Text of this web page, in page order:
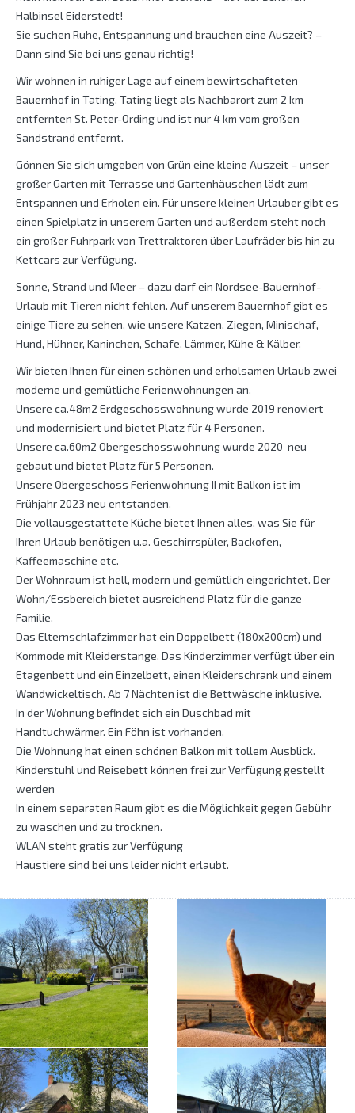
Halbinsel Eiderstedt!
Sie suchen Ruhe, Entspannung und brauchen eine Auszeit? –
Dann sind Sie bei uns genau richtig!
Wir wohnen in ruhiger Lage auf einem bewirtschafteten
Bauernhof in Tating. Tating liegt als Nachbarort zum 2 km
entfernten St. Peter-Ording und ist nur 4 km vom großen
Sandstrand entfernt.
Gönnen Sie sich umgeben von Grün eine kleine Auszeit – unser
großer Garten mit Terrasse und Gartenhäuschen lädt zum
Entspannen und Erholen ein. Für unsere kleinen Urlauber gibt es
einen Spielplatz in unserem Garten und außerdem steht noch
ein großer Fuhrpark von Trettraktoren über Laufräder bis hin zu
Kettcars zur Verfügung.
Sonne, Strand und Meer – dazu darf ein Nordsee-Bauernhof-
Urlaub mit Tieren nicht fehlen. Auf unserem Bauernhof gibt es
einige Tiere zu sehen, wie unsere Katzen, Ziegen, Minischaf,
Hund, Hühner, Kaninchen, Schafe, Lämmer, Kühe & Kälber.
Wir bieten Ihnen für einen schönen und erholsamen Urlaub zwei
moderne und gemütliche Ferienwohnungen an.
Unsere ca.48m2 Erdgeschosswohnung wurde 2019 renoviert
und modernisiert und bietet Platz für 4 Personen.
Unsere ca.60m2 Obergeschosswohnung wurde 2020 neu
gebaut und bietet Platz für 5 Personen.
Unsere Obergeschoss Ferienwohnung II mit Balkon ist im
Frühjahr 2023 neu entstanden.
Die vollausgestattete Küche bietet Ihnen alles, was Sie für
Ihren Urlaub benötigen u.a. Geschirrspüler, Backofen,
Kaffeemaschine etc.
Der Wohnraum ist hell, modern und gemütlich eingerichtet. Der
Wohn/Essbereich bietet ausreichend Platz für die ganze
Familie.
Das Elternschlafzimmer hat ein Doppelbett (180x200cm) und
Kommode mit Kleiderstange. Das Kinderzimmer verfügt über ein
Etagenbett und ein Einzelbett, einen Kleiderschrank und einem
Wandwickeltisch. Ab 7 Nächten ist die Bettwäsche inklusive.
In der Wohnung befindet sich ein Duschbad mit
Handtuchwärmer. Ein Föhn ist vorhanden.
Die Wohnung hat einen schönen Balkon mit tollem Ausblick.
Kinderstuhl und Reisebett können frei zur Verfügung gestellt
werden
In einem separaten Raum gibt es die Möglichkeit gegen Gebühr
zu waschen und zu trocknen.
WLAN steht gratis zur Verfügung
Haustiere sind bei uns leider nicht erlaubt.